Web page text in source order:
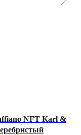
NFT Karl &